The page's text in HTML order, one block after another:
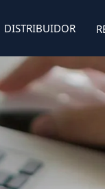
DISTRIBUIDOR